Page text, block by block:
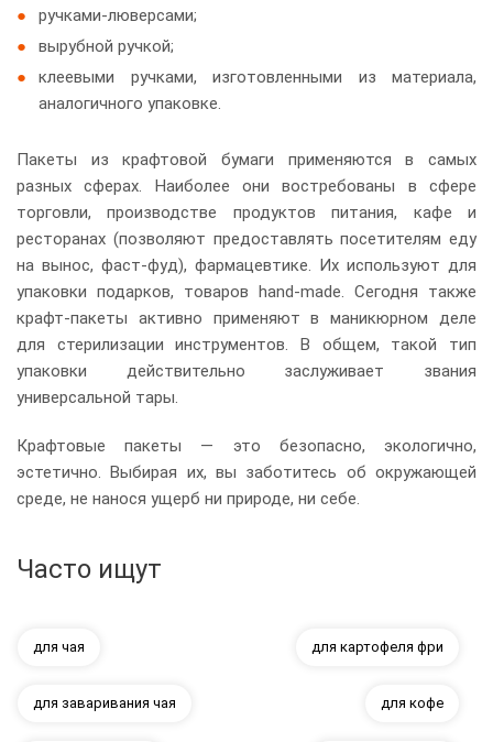
ручками-люверсами;
вырубной ручкой;
клеевыми ручками, изготовленными из материала,
аналогичного упаковке.
Пакеты из крафтовой бумаги применяются в самых
разных сферах. Наиболее они востребованы в сфере
торговли, производстве продуктов питания, кафе и
ресторанах (позволяют предоставлять посетителям еду
на вынос, фаст-фуд), фармацевтике. Их используют для
упаковки подарков, товаров hand-made. Сегодня также
крафт-пакеты активно применяют в маникюрном деле
для стерилизации инструментов. В общем, такой тип
упаковки действительно заслуживает звания
универсальной тары.
Крафтовые пакеты — это безопасно, экологично,
эстетично. Выбирая их, вы заботитесь об окружающей
среде, не нанося ущерб ни природе, ни себе.
Часто ищут
для чая для картофеля фри
для заваривания чая для кофе